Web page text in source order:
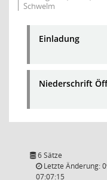
Schwelm
Einladung
Niederschrift
6 Sätze
Letzte Änderung:
07:07:15